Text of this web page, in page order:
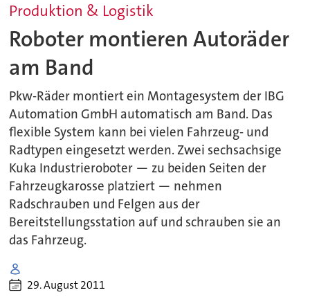
Produktion & Logistik
Roboter montieren Autoräder
am Band
Pkw-Räder montiert ein Montagesystem der IBG
Automation GmbH automatisch am Band. Das
flexible System kann bei vielen Fahrzeug- und
Radtypen eingesetzt werden. Zwei sechsachsige
Kuka Industrieroboter — zu beiden Seiten der
Fahrzeugkarosse platziert — nehmen
Radschrauben und Felgen aus der
Bereitstellungsstation auf und schrauben sie an
das Fahrzeug.
29. August 2011